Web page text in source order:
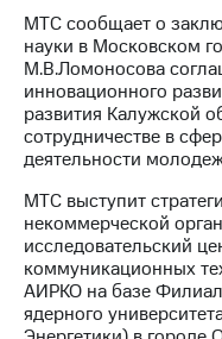
Контакты
Медиа-центр
Пресс-
релизы
МТС
о технологиях
Достижения
Интервью
Финансовая
отчетность
МТС сообщает о
науки в Московском
М.В.Ломоносова
инновационного
развития Калужской
сотрудничестве в
деятельности
МТС выступит
некоммерческой
исследовательский
коммуникационных
АИРКО на базе
ядерного